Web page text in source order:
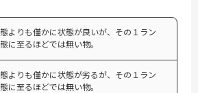
よりも僅かに状態が良いが、その１ラン
に至るほどでは無い物。
よりも僅かに状態が劣るが、その１ラン
に至るほどでは無い物。